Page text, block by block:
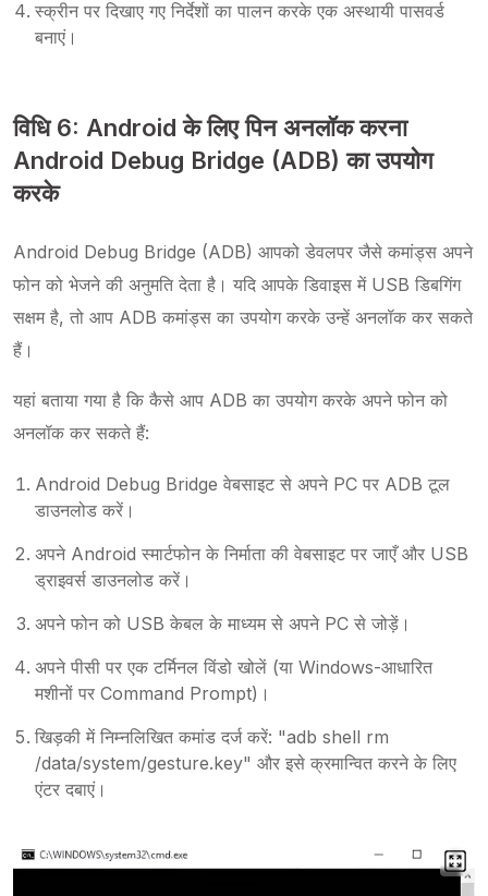
स्क्रीन पर दिखाए गए निर्देशों का पालन करके एक अस्थायी पासवर्ड
बनाएं।
विधि 6: Android के लिए पिन अनलॉक करना
Android Debug Bridge (ADB) का उपयोग
करके
Android Debug Bridge (ADB) आपको डेवलपर जैसे कमांड्स अपने
फोन को भेजने की अनुमति देता है। यदि आपके डिवाइस में USB डिबगिंग
सक्षम है, तो आप ADB कमांड्स का उपयोग करके उन्हें अनलॉक कर सकते
हैं।
यहां बताया गया है कि कैसे आप ADB का उपयोग करके अपने फोन को
अनलॉक कर सकते हैं:
Android Debug Bridge वेबसाइट से अपने PC पर ADB टूल
डाउनलोड करें।
अपने Android स्मार्टफोन के निर्माता की वेबसाइट पर जाएँ और USB
ड्राइवर्स डाउनलोड करें।
अपने फोन को USB केबल के माध्यम से अपने PC से जोड़ें।
अपने पीसी पर एक टर्मिनल विंडो खोलें (या Windows-आधारित
मशीनों पर Command Prompt)।
खिड़की में निम्नलिखित कमांड दर्ज करें: "adb shell rm
/data/system/gesture.key" और इसे क्रमान्वित करने के लिए
एंटर दबाएं।